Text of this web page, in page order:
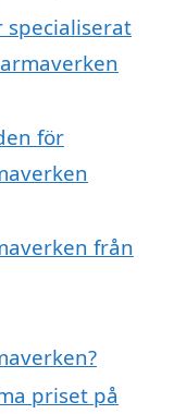
specialiserat
för
från
priset på